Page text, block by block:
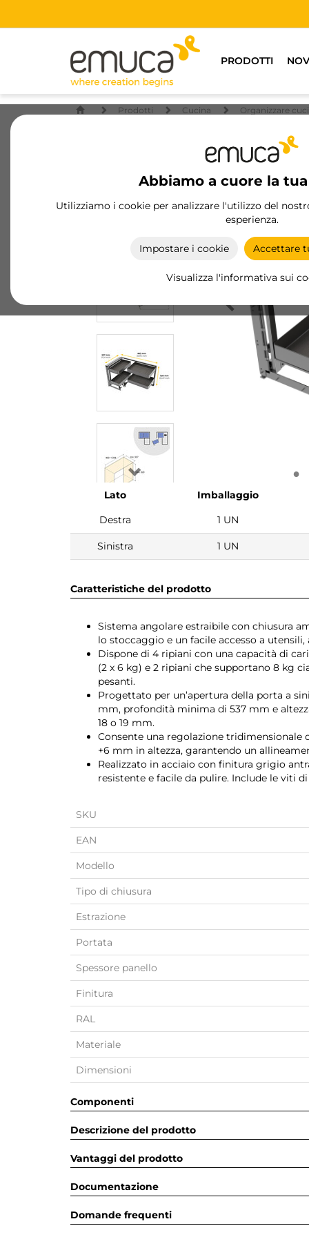
PRODOTTI
Abbiamo a cuore la
Utilizziamo i cookie per analizzare l'utilizzo del
esperienza.
Impostare i cookie Accettare
Visualizza l'informativa sui
Prodotti Cucina Organizzare
Lato Imballaggio
Destra
1 UN
Sinistra 1 UN
Caratteristiche del prodotto
Sistema angolare estraibile con chiusura
lo stoccaggio e un facile accesso a
Dispone di 4 ripiani con una capacità di
(2 x 6 kg) e 2 ripiani che supportano 8 kg
pesanti.
Progettato per un’apertura della porta a
mm, profondità minima di 537 mm e
18 o 19 mm.
Consente una regolazione
+6 mm in altezza, garantendo un
Realizzato in acciaio con finitura grigio
resistente e facile da pulire. Include le viti
SKU
EAN
Modello
Tipo di chiusura
Estrazione
Portata
Spessore panello
Finitura
RAL
Materiale
Dimensioni
Componenti
Descrizione del prodotto
Vantaggi del prodotto
Documentazione
Domande frequenti